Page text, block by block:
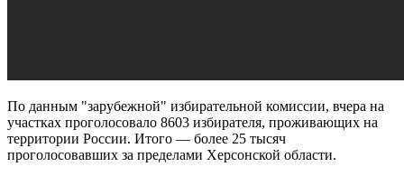
По данным "зарубежной" избирательной комиссии, вчера на
участках проголосовало 8603 избирателя, проживающих на
территории России. Итого — более 25 тысяч
проголосовавших за пределами Херсонской области.